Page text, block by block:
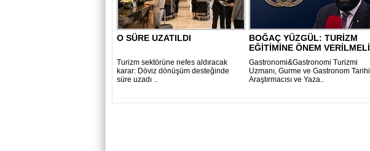
O SÜRE UZATILDI
Turizm sektörüne nefes aldıracak
karar: Döviz dönüşüm desteğinde
süre uzadı ..
BOĞAÇ YÜZGÜL: TURİZM
EĞİTİMİNE ÖNEM VERİLMELİ
Gastronomi&Gastronomi Turizmi
Uzmanı, Gurme ve Gastronom Tarihi
Araştırmacısı ve Yaza..